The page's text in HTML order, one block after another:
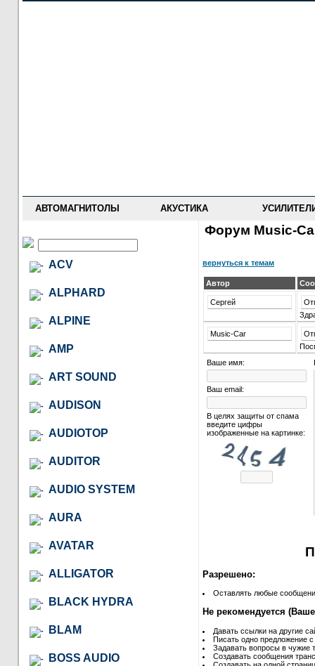
АВТОМАГНИТОЛЫ АКУСТИКА
ACV
ALPHARD
ALPINE
AMP
ART SOUND
AUDISON
AUDIOTOP
AUDITOR
AUDIO SYSTEM
AURA
AVATAR
ALLIGATOR
BLACK HYDRA
BLAM
BOSS AUDIO
Форум Music-
вернуться к темам
Автор
Сергей
Music-Car
Ваше имя:
Ваш email:
В целях защиты от спама
введите цифры
изображенные на картинке:
Разрешено:
Оставлять любые
Не рекомендуется
Давать ссылки на другие
Писать одно предложение
Задавать вопросы в чужие
Создавать сообщения